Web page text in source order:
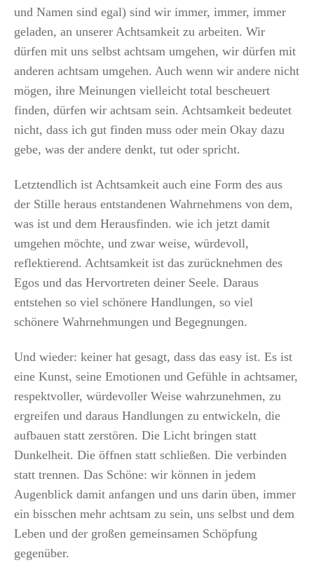
und Namen sind egal) sind wir immer, immer, immer
geladen, an unserer Achtsamkeit zu arbeiten. Wir
dürfen mit uns selbst achtsam umgehen, wir dürfen mit
anderen achtsam umgehen. Auch wenn wir andere nicht
mögen, ihre Meinungen vielleicht total bescheuert
finden, dürfen wir achtsam sein. Achtsamkeit bedeutet
nicht, dass ich gut finden muss oder mein Okay dazu
gebe, was der andere denkt, tut oder spricht.
Letztendlich ist Achtsamkeit auch eine Form des aus
der Stille heraus entstandenen Wahrnehmens von dem,
was ist und dem Herausfinden. wie ich jetzt damit
umgehen möchte, und zwar weise, würdevoll,
reflektierend. Achtsamkeit ist das zurücknehmen des
Egos und das Hervortreten deiner Seele. Daraus
entstehen so viel schönere Handlungen, so viel
schönere Wahrnehmungen und Begegnungen.
Und wieder: keiner hat gesagt, dass das easy ist. Es ist
eine Kunst, seine Emotionen und Gefühle in achtsamer,
respektvoller, würdevoller Weise wahrzunehmen, zu
ergreifen und daraus Handlungen zu entwickeln, die
aufbauen statt zerstören. Die Licht bringen statt
Dunkelheit. Die öffnen statt schließen. Die verbinden
statt trennen. Das Schöne: wir können in jedem
Augenblick damit anfangen und uns darin üben, immer
ein bisschen mehr achtsam zu sein, uns selbst und dem
Leben und der großen gemeinsamen Schöpfung
gegenüber.